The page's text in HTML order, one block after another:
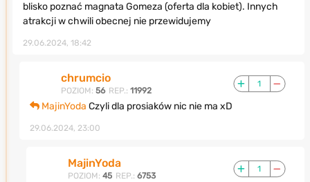
blisko poznać magnata Gomeza (oferta dla kobiet). Innych
atrakcji w chwili obecnej nie przewidujemy
29.06.2024, 18:42
chrumcio
POZIOM: 56 REP.: 11992
1
MajinYoda Czyli dla prosiaków nic nie ma xD
29.06.2024, 23:00
MajinYoda
POZIOM: 45 REP.: 6753
1